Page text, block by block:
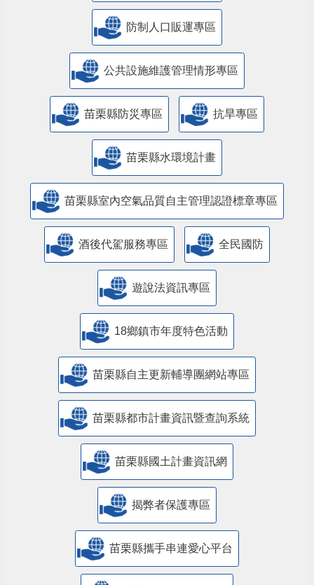
防制人口販運專區
​公共設施維護管理情形專區
苗栗縣防災專區 抗旱專區
苗栗縣水環境計畫
苗栗縣室內空氣品質自主管理認證標章專區
酒後代駕服務專區 全民國防
遊說法資訊專區
18鄉鎮市年度特色活動
苗栗縣自主更新輔導團網站專區
苗栗縣都市計畫資訊暨查詢系統
苗栗縣國土計畫資訊網
揭弊者保護專區
苗栗縣攜手串連愛心平台